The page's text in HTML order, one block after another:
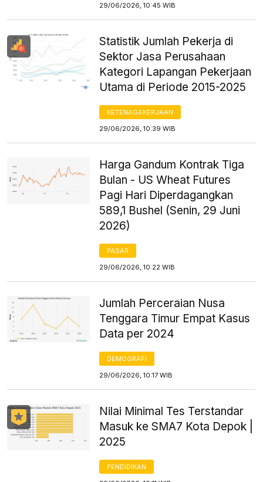
29/06/2026, 10:45 WIB
Statistik Jumlah Pekerja di
Sektor Jasa Perusahaan
Kategori Lapangan Pekerjaan
Utama di Periode 2015-2025
KETENAGAKERJAAN
29/06/2026, 10:39 WIB
Harga Gandum Kontrak Tiga
Bulan - US Wheat Futures
Pagi Hari Diperdagangkan
589,1 Bushel (Senin, 29 Juni
2026)
PASAR
29/06/2026, 10:22 WIB
Jumlah Perceraian Nusa
Tenggara Timur Empat Kasus
Data per 2024
DEMOGRAFI
29/06/2026, 10:17 WIB
Nilai Minimal Tes Terstandar
Masuk ke SMA7 Kota Depok |
2025
PENDIDIKAN